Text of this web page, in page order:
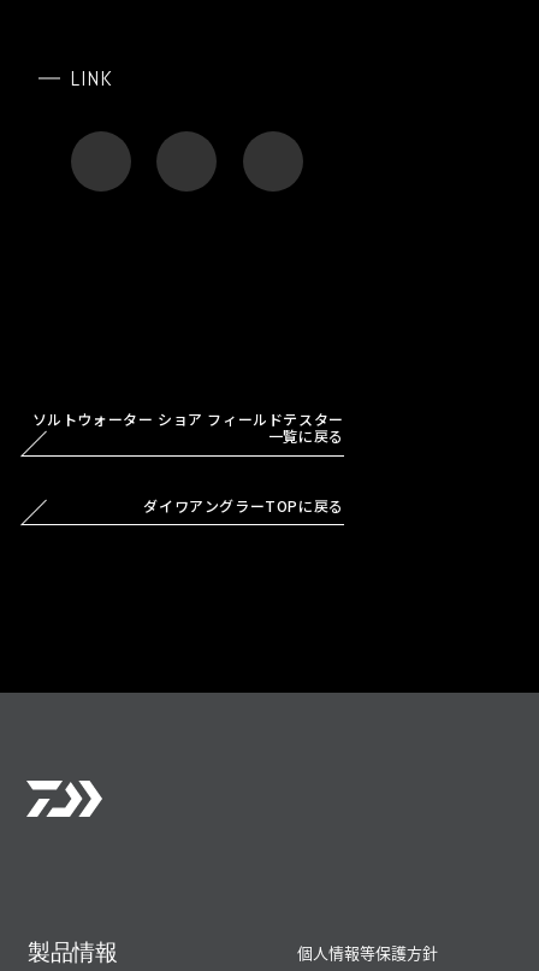
LINK
ソルトウォーター ショア フィールドテスター
一覧に戻る
ダイワアングラーTOPに戻る
製品情報
個人情報等保護方針